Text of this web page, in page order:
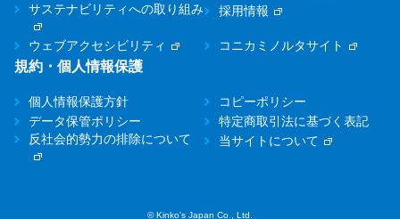
サステナビリティへの取り組み
採用情報
ウェブアクセシビリティ コニカミノルタサイト
規約・個人情報保護
個人情報保護方針
コピーポリシー
データ保管ポリシー
特定商取引法に基づく表記
反社会的勢力の排除について
当サイトについて
© Kinko's Japan Co., Ltd.